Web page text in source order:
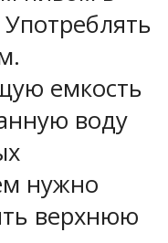
емкость
воду
нужно
верхнюю